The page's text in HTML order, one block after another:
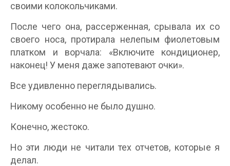
своими колокольчиками.
После чего она, рассерженная, срывала их со
своего носа, протирала нелепым фиолетовым
платком и ворчала: «Включите кондиционер,
наконец! У меня даже запотевают очки».
Все удивленно переглядывались.
Никому особенно не было душно.
Конечно, жестоко.
Но эти люди не читали тех отчетов, которые я
делал.